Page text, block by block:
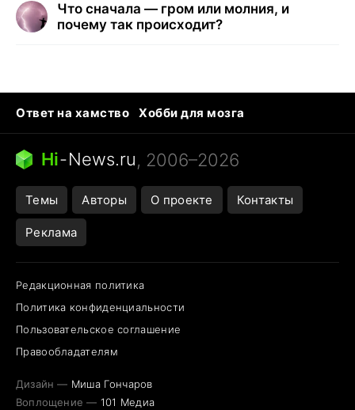
Что сначала — гром или молния, и
почему так происходит?
Ответ на хамство
Хобби для мозга
Бензин 100 и 95
Тунцы в океанариуме
Следующая пандемия
Hi-News.ru, 2006–2026
Темы Авторы О проекте Контакты
Реклама
Редакционная политика
Политика конфиденциальности
Пользовательское соглашение
Правообладателям
Дизайн — Миша Гончаров
Воплощение — 101 Медиа